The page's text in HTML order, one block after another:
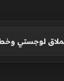
عملاق لوجستي